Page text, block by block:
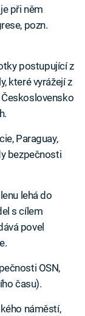
při něm
pozn.
postupující z
které vyrážejí z
Paraguay,
bezpečnosti
lehá do
s cílem
povel
OSN,
času).
náměstí,